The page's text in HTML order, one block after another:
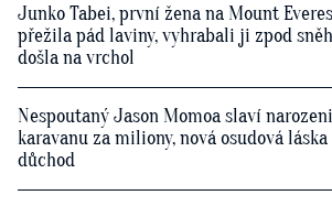
Junko Tabei, první žena na Mount
přežila pád laviny, vyhrabali ji zpod
došla na vrchol
Nespoutaný Jason Momoa slaví
karavanu za miliony, nová osudová
důchod